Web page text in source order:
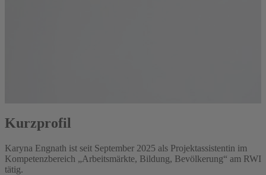
Kurzprofil
Karyna Engnath ist seit September 2025 als Projektassistentin im
Kompetenzbereich „Arbeitsmärkte, Bildung, Bevölkerung“ am RWI
tätig.